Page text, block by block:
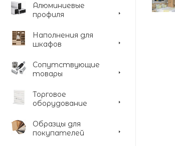
Алюминиевые
профиля
Наполнения для
шкафов
Сопутствующие
товары
Торговое
оборудование
Образцы для
покупателей